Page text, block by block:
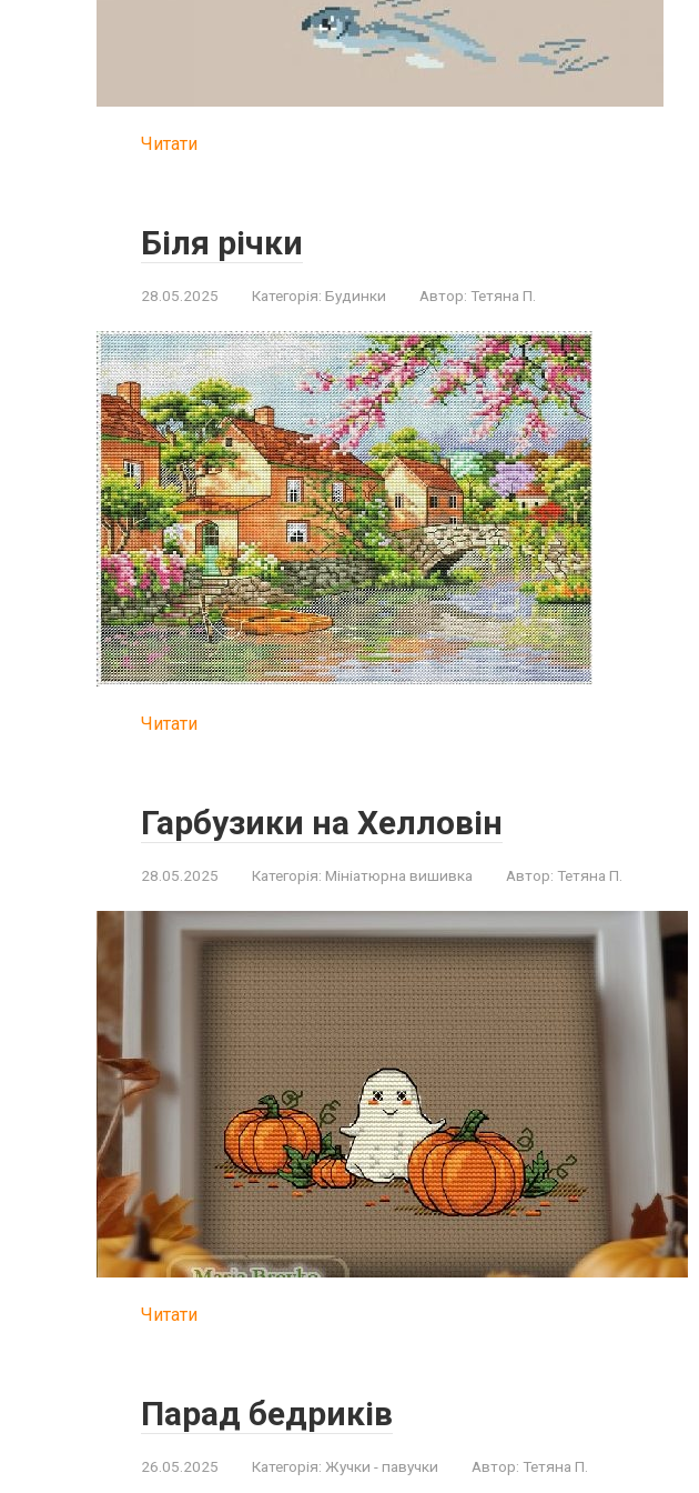
Читати
Біля річки
28.05.2025 Категорія: Будинки Автор: Тетяна П.
Читати
Гарбузики на Хелловін
28.05.2025 Категорія: Мініатюрна вишивка Автор: Тетяна П.
Читати
Парад бедриків
26.05.2025 Категорія: Жучки - павучки Автор: Тетяна П.